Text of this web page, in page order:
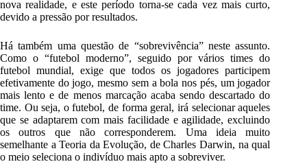
nova realidade, e este período torna-se cada vez mais curto,
devido a pressão por resultados.
Há também uma questão de “sobrevivência” neste assunto.
Como o “futebol moderno”, seguido por vários times do
futebol mundial, exige que todos os jogadores participem
efetivamente do jogo, mesmo sem a bola nos pés, um jogador
mais lento e de menos marcação acaba sendo descartado do
time. Ou seja, o futebol, de forma geral, irá selecionar aqueles
que se adaptarem com mais facilidade e agilidade, excluindo
os outros que não corresponderem. Uma ideia muito
semelhante a Teoria da Evolução, de Charles Darwin, na qual
o meio seleciona o indivíduo mais apto a sobreviver.